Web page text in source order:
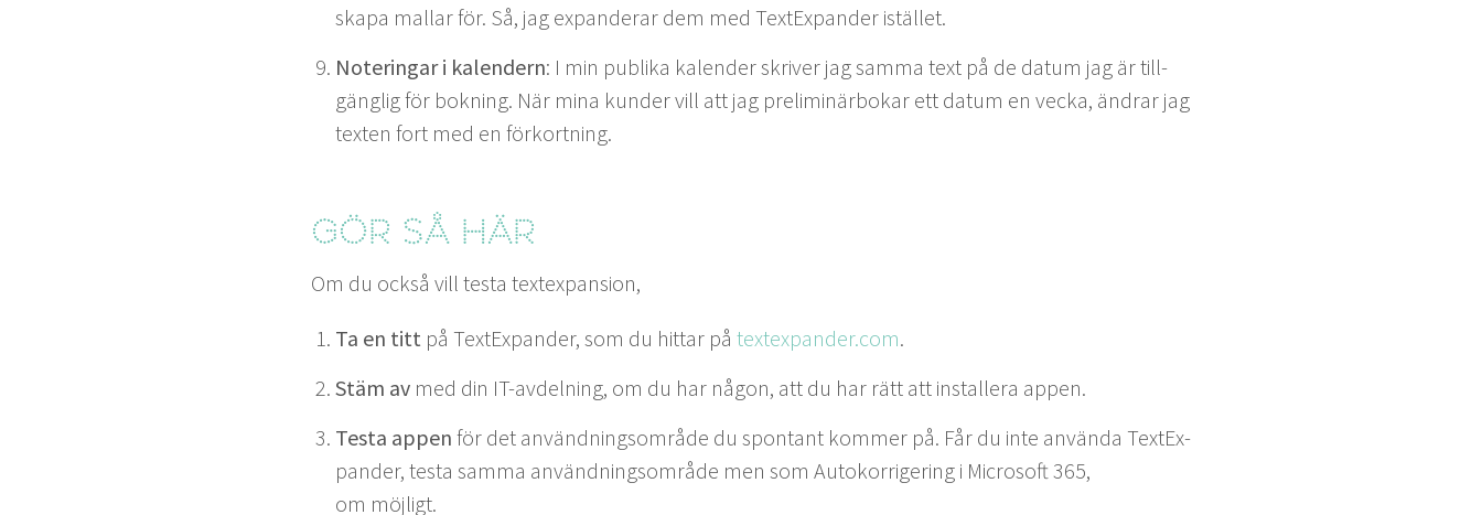
ska­pa mal­lar för. Så, jag expander­ar dem med Tex­tEx­pander istället.
Noteringar i kalen­dern: I min pub­li­ka kalen­der skriv­er jag sam­ma text på de datum jag är till­
gäng­lig för bokn­ing. När mina kun­der vill att jag pre­lim­inär­bokar ett datum en vec­ka, ändrar jag
tex­ten fort med en förkortning.
Gör så här
Om du ock­så vill tes­ta textexpansion,
Ta en titt på Tex­tEx­pander, som du hit­tar på tex​tex​pander​.com.
Stäm av med din IT-avdel­ning, om du har någon, att du har rätt att installera appen.
Tes­ta appen för det använd­ning­som­råde du spon­tant kom­mer på. Får du inte använ­da Tex­tEx­
pander, tes­ta sam­ma använd­ning­som­råde men som Autoko­r­riger­ing i Microsoft365,
om möjligt.